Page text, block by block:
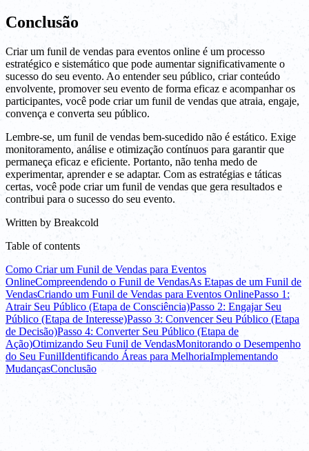
Conclusão
Criar um funil de vendas para eventos online é um processo
estratégico e sistemático que pode aumentar significativamente o
sucesso do seu evento. Ao entender seu público, criar conteúdo
envolvente, promover seu evento de forma eficaz e acompanhar os
participantes, você pode criar um funil de vendas que atraia, engaje,
convença e converta seu público.
Lembre-se, um funil de vendas bem-sucedido não é estático. Exige
monitoramento, análise e otimização contínuos para garantir que
permaneça eficaz e eficiente. Portanto, não tenha medo de
experimentar, aprender e se adaptar. Com as estratégias e táticas
certas, você pode criar um funil de vendas que gera resultados e
contribui para o sucesso do seu evento.
Written by Breakcold
Table of contents
Como Criar um Funil de Vendas para Eventos
OnlineCompreendendo o Funil de VendasAs Etapas de um Funil de
VendasCriando um Funil de Vendas para Eventos OnlinePasso 1:
Atrair Seu Público (Etapa de Consciência)Passo 2: Engajar Seu
Público (Etapa de Interesse)Passo 3: Convencer Seu Público (Etapa
de Decisão)Passo 4: Converter Seu Público (Etapa de
Ação)Otimizando Seu Funil de VendasMonitorando o Desempenho
do Seu FunilIdentificando Áreas para MelhoriaImplementando
MudançasConclusão